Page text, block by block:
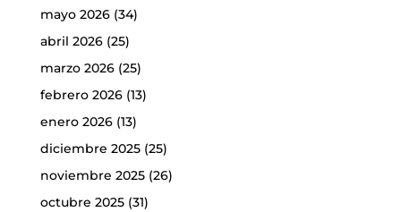
mayo 2026(34)
abril 2026(25)
marzo 2026(25)
febrero 2026(13)
enero 2026(13)
diciembre 2025(25)
noviembre 2025(26)
octubre 2025(31)